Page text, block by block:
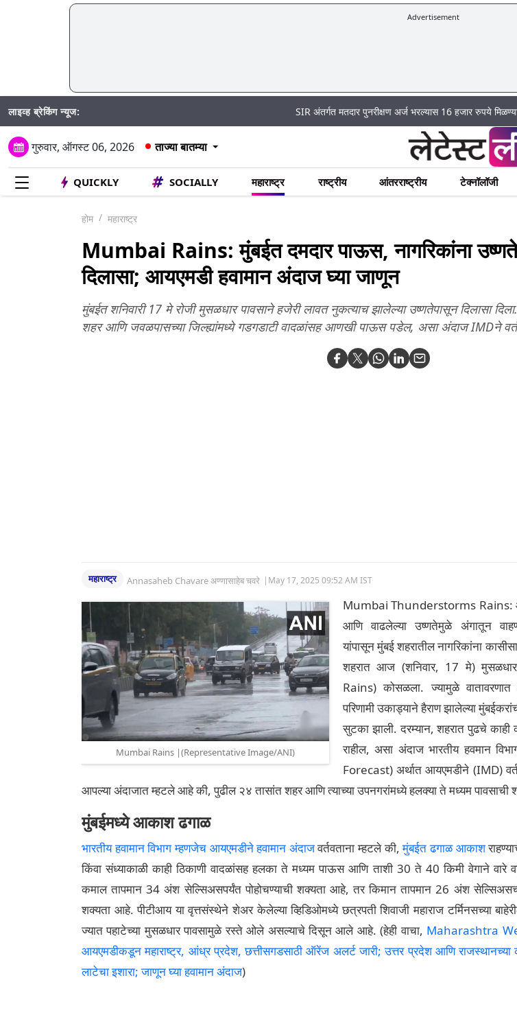
Advertisement
लाइव्ह ब्रेकिंग न्यूज: SIR अंतर्गत मतदार पुनरीक्षण अर्ज भरल्यास 16 हजार रुपये मिळण्याचा दावा
गुरुवार, ऑगस्ट 06, 2026 ताज्या बातम्या
QUICKLY SOCIALLY महाराष्ट्र राष्ट्रीय आंतरराष्ट्रीय टेक्नॉलॉजी
होम महाराष्ट्र
Mumbai Rains: मुंबईत दमदार पाऊस, नागरिकांना
दिलासा; आयएमडी हवामान अंदाज घ्या जाणून
मुंबईत शनिवारी 17 मे रोजी मुसळधार पावसाने हजेरी लावत नुकत्याच झालेल्या उष्णतेपासून दिलासा
शहर आणि जवळपासच्या जिल्ह्यांमध्ये गडगडाटी वादळांसह आणखी पाऊस पडेल, असा अंदाज IMDने
महाराष्ट्र Annasaheb Chavare अण्णासाहेब चवरे | May 17, 2025 09:52 AM IST
Mumbai Rains |(Representative Image/ANI)
Mumbai Thunderstorms Rains:
आणि वाढलेल्या उष्णतेमुळे अंगातून
यांपासून मुंबई शहरातील नागरिकांना
शहरात आज (शनिवार, 17 मे)
Rains) कोसळला. ज्यामुळे वातावरणात
परिणामी उकाड्याने हैराण झालेल्या
सुटका झाली. दरम्यान, शहरात पुढचे काही
राहील, असा अंदाज भारतीय हवमान
Forecast) अर्थात आयएमडीने (IMD)
आपल्या अंदाजात म्हटले आहे की, पुढील २४ तासांत शहर आणि त्याच्या उपनगरांमध्ये हलक्या ते मध्यम पावसाची
मुंबईमध्ये आकाश ढगाळ
भारतीय हवामान विभाग म्हणजेच आयएमडीने हवामान अंदाजवर्तवताना म्हटले की,मुंबईत ढगाळ आकाश
किंवा संध्याकाळी काही ठिकाणी वादळांसह हलका ते मध्यम पाऊस आणि ताशी 30 ते 40 किमी वेगाने वारे
कमाल तापमान 34 अंश सेल्सिअसपर्यंत पोहोचण्याची शक्यता आहे, तर किमान तापमान 26 अंश
शक्यता आहे. पीटीआय या वृत्तसंस्थेने शेअर केलेल्या व्हिडिओमध्ये छत्रपती शिवाजी महाराज टर्मिनसच्या
ज्यात पहाटेच्या मुसळधार पावसामुळे रस्ते ओले असल्याचे दिसून आले आहे. (हेही वाचा, Maharashtra
आयएमडीकडून महाराष्ट्र, आंध्र प्रदेश, छत्तीसगडसाठी ऑरेंज अलर्ट जारी; उत्तर प्रदेश आणि राजस्थानच्या
लाटेचा इशारा; जाणून घ्या हवामान अंदाज)